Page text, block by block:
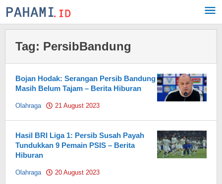
Skip
to
Tag: PersibBandung
Bojan Hodak: Serangan Persib Bandung
Masih Belum Tajam – Berita Hiburan
Olahraga 21 August 2023
Hasil BRI Liga 1: Persib Susah Payah
Tundukkan 9 Pemain PSIS – Berita
Hiburan
Olahraga 20 August 2023